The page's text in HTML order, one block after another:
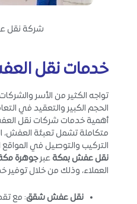
شركة نقل
خدمات نقل
تواجه الكثير من الأسر
الحجم الكبير والتعقيد في
أهمية خدمات شركات نقل
متكاملة تشمل تعبئة العفش،
التركيب والتوصيل في المواقع
نقل عفش بمكة عبرجوهرة
العملاء، وذلك من خلال
نقل عفش شقق: مع